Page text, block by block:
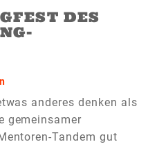
DES
anderes denken als
gemeinsamer
Tandem gut